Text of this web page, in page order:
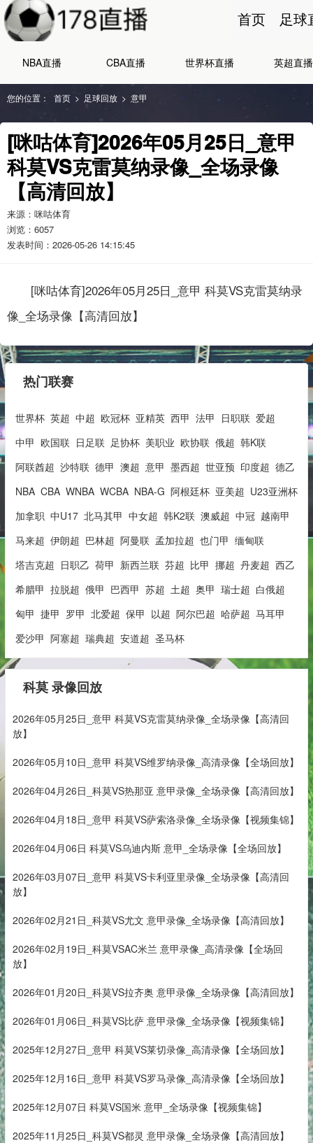
首页 足球
NBA直播 CBA直播 世界杯直播 英超直播
您的位置： 首页 > 足球回放 > 意甲
[咪咕体育]2026年05月25日_意甲
科莫VS克雷莫纳录像_全场录像
【高清回放】
来源：咪咕体育
浏览： 6057
发表时间：2026-05-26 14:15:45
[咪咕体育]2026年05月25日_意甲 科莫VS克雷莫纳录
像_全场录像【高清回放】
热门联赛
世界杯 英超 中超 欧冠杯 亚精英 西甲 法甲 日职联 爱超
中甲 欧国联 日足联 足协杯 美职业 欧协联 俄超 韩K联
阿联酋超 沙特联 德甲 澳超 意甲 墨西超 世亚预 印度超 德乙
NBA CBA WNBA WCBA NBA-G 阿根廷杯 亚美超 U23亚洲杯
加拿职 中U17 北马其甲 中女超 韩K2联 澳威超 中冠 越南甲
马来超 伊朗超 巴林超 阿曼联 孟加拉超 也门甲 缅甸联
塔吉克超 日职乙 荷甲 新西兰联 芬超 比甲 挪超 丹麦超 西乙
希腊甲 拉脱超 俄甲 巴西甲 苏超 土超 奥甲 瑞士超 白俄超
匈甲 捷甲 罗甲 北爱超 保甲 以超 阿尔巴超 哈萨超 马耳甲
爱沙甲 阿塞超 瑞典超 安道超 圣马杯
科莫 录像回放
2026年05月25日_意甲 科莫VS克雷莫纳录像_全场录像【高清回
放】
2026年05月10日_意甲 科莫VS维罗纳录像_高清录像【全场回放】
2026年04月26日_科莫VS热那亚 意甲录像_全场录像【高清回放】
2026年04月18日_意甲 科莫VS萨索洛录像_全场录像【视频集锦】
2026年04月06日 科莫VS乌迪内斯 意甲_全场录像【全场回放】
2026年03月07日_意甲 科莫VS卡利亚里录像_全场录像【高清回
放】
2026年02月21日_科莫VS尤文 意甲录像_全场录像【高清回放】
2026年02月19日_科莫VSAC米兰 意甲录像_高清录像【全场回
放】
2026年01月20日_科莫VS拉齐奥 意甲录像_全场录像【高清回放】
2026年01月06日_科莫VS比萨 意甲录像_全场录像【视频集锦】
2025年12月27日_意甲 科莫VS莱切录像_高清录像【全场回放】
2025年12月16日_意甲 科莫VS罗马录像_高清录像【全场回放】
2025年12月07日 科莫VS国米 意甲_全场录像【视频集锦】
2025年11月25日_科莫VS都灵 意甲录像_全场录像【高清回放】